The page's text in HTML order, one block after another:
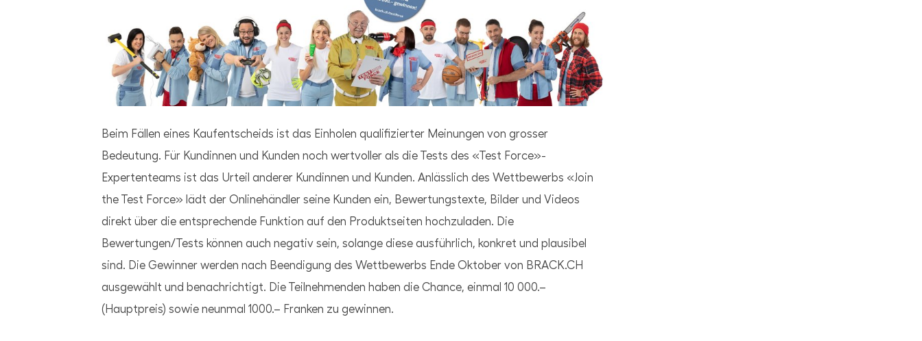
JPG
Beim Fällen eines Kaufentscheids ist das Einholen qualifizierter Meinungen von grosser
Bedeutung. Für Kundinnen und Kunden noch wertvoller als die Tests des «Test Force»-
Expertenteams ist das Urteil anderer Kundinnen und Kunden. Anlässlich des Wettbewerbs «Join
the Test Force» lädt der Onlinehändler seine Kunden ein, Bewertungstexte, Bilder und Videos
direkt über die entsprechende Funktion auf den Produktseiten hochzuladen. Die
Bewertungen/Tests können auch negativ sein, solange diese ausführlich, konkret und plausibel
sind. Die Gewinner werden nach Beendigung des Wettbewerbs Ende Oktober von BRACK.CH
ausgewählt und benachrichtigt. Die Teilnehmenden haben die Chance, einmal 10 000.–
(Hauptpreis) sowie neunmal 1000.– Franken zu gewinnen.